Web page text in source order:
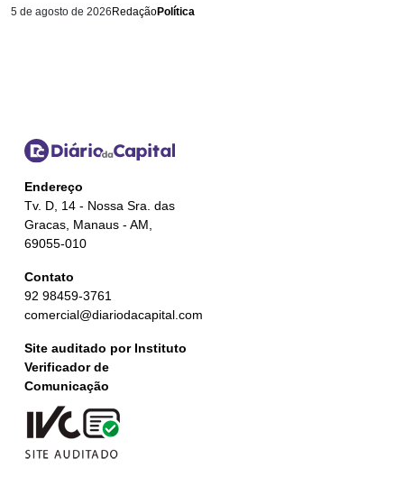
5 de agosto de 2026 RedaçãoPolítica
Endereço
Tv. D, 14 - Nossa Sra. das
Gracas, Manaus - AM,
69055-010
Contato
92 98459-3761
comercial@diariodacapital.com
Site auditado por Instituto
Verificador de
Comunicação